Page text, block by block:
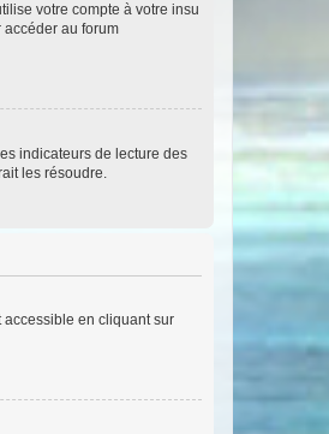
votre compte à votre insu
accéder au forum
indicateurs de lecture des
les résoudre.
en cliquant sur